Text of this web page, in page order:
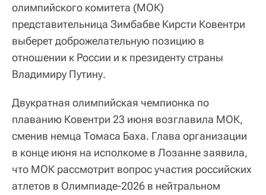
олимпийского комитета (МОК)
представительница Зимбабве Кирсти Ковентри
выберет доброжелательную позицию в
отношении к России и к президенту страны
Владимиру Путину.
Двукратная олимпийская чемпионка по
плаванию Ковентри 23 июня возглавила МОК,
сменив немца Томаса Баха. Глава организации
в конце июня на исполкоме в Лозанне заявила,
что МОК рассмотрит вопрос участия российских
атлетов в Олимпиаде-2026 в нейтральном